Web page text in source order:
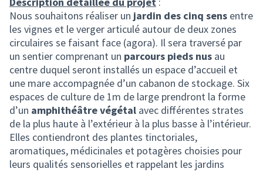
Nous souhaitons réaliser un jardin des cinq sens entre
les vignes et le verger articulé autour de deux zones
circulaires se faisant face (agora). Il sera traversé par
un sentier comprenant un parcours pieds nus au
centre duquel seront installés un espace d’accueil et
une mare accompagnée d’un cabanon de stockage. Six
espaces de culture de 1m de large prendront la forme
d’un amphithéâtrevégétal avec différentes strates
de la plus haute à l’extérieur à la plus basse à l’intérieur.
Elles contiendront des plantes tinctoriales,
aromatiques, médicinales et potagères choisies pour
leurs qualités sensorielles et rappelant les jardins